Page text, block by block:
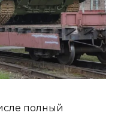
полный